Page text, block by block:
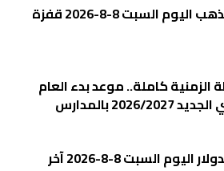
سعر الذهب اليوم السبت 8-8-2026 قفزة
الزمنية كاملة.. موعد بدء العام
2027 بالمدارس
سعر الدولار اليوم السبت 8-8-2026 آخر